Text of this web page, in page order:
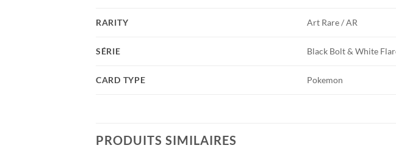
RARITY Art Rare / AR
SÉRIE Black Bolt & White
CARD TYPE Pokemon
PRODUITS SIMILAIRES